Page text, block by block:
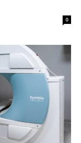
0